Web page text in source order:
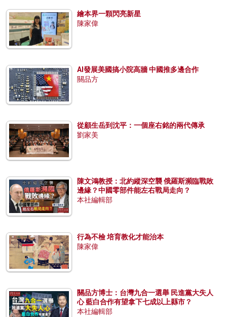
繪本界一顆閃亮新星
陳家偉
AI發展美國搞小院高牆 中國推多邊合作
關品方
從顧生岳到沈平：一個座右銘的兩代傳承
劉家美
陳文鴻教授：北約縱深空襲 俄羅斯瀕臨戰敗
邊緣？中國零部件能左右戰局走向？
本社編輯部
行為不檢 培育教化才能治本
陳家偉
關品方博士：台灣九合一選舉 民進黨大失人
心 藍白合作有望拿下七成以上縣市？
本社編輯部